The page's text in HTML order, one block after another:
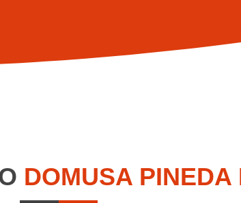
DOMUSA PINEDA